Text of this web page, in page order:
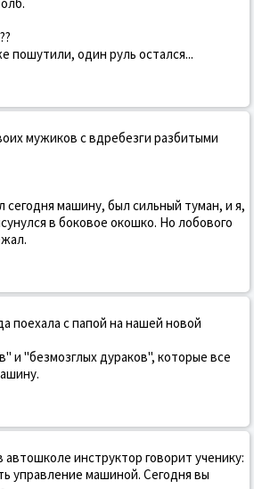
пошутили, один руль остался...
мужиков с вдребезги разбитыми
сегодня машину, был сильный туман, и я,
в боковое окошко. Но лобового
поехала с папой на нашей новой
и "безмозглых дураков", которые все
инструктор говорит ученику:
управление машиной. Сегодня вы